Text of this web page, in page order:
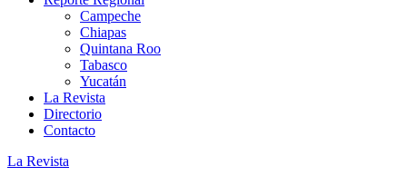
Campeche
Chiapas
Quintana Roo
Tabasco
Yucatán
La Revista
Directorio
Contacto
La Revista